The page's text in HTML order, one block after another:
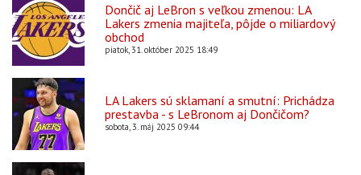
Dončič aj LeBron s veľkou zmenou: LA
Lakers zmenia majiteľa, pôjde o miliardový
obchod
piatok, 31. október 2025 18:49
LA Lakers sú sklamaní a smutní: Prichádza
prestavba - s LeBronom aj Dončičom?
sobota, 3. máj 2025 09:44